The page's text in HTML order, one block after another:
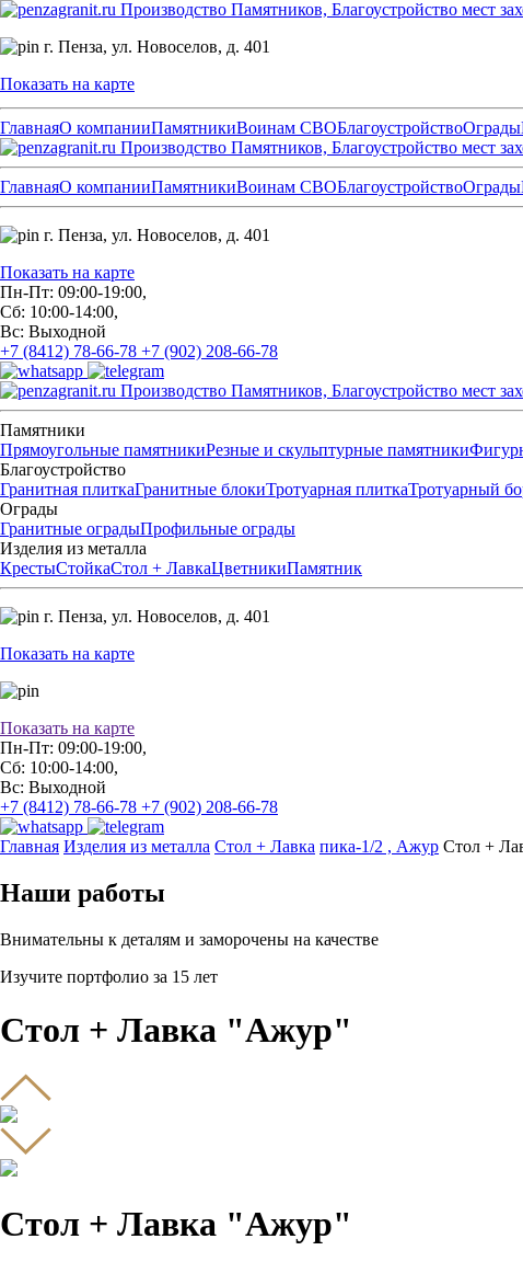
Производство Памятников, Благоустройство мест
г. Пенза, ул. Новоселов, д. 401
Показать на карте
ГлавнаяО компанииПамятникиВоинам СВОБлагоустройствоОграды
Производство Памятников, Благоустройство мест
ГлавнаяО компанииПамятникиВоинам СВОБлагоустройствоОграды
г. Пенза, ул. Новоселов, д. 401
Показать на карте
Пн-Пт: 09:00-19:00,
Сб: 10:00-14:00,
Вс: Выходной
+7 (8412) 78-66-78 +7 (902) 208-66-78
Производство Памятников, Благоустройство мест
Памятники
Прямоугольные памятникиРезные и скульптурные памятники
Благоустройство
Гранитная плиткаГранитные блокиТротуарная плиткаТротуарный
Ограды
Гранитные оградыПрофильные ограды
Изделия из металла
КрестыСтойкаСтол + ЛавкаЦветникиПамятник
г. Пенза, ул. Новоселов, д. 401
Показать на карте
Показать на карте
Пн-Пт: 09:00-19:00,
Сб: 10:00-14:00,
Вс: Выходной
+7 (8412) 78-66-78 +7 (902) 208-66-78
Главная Изделия из металла Стол + Лавка пика-1/2 , Ажур Стол +
Наши работы
Внимательны к деталям и заморочены на качестве
Изучите портфолио за 15 лет
Стол + Лавка "Ажур"
Стол + Лавка "Ажур"